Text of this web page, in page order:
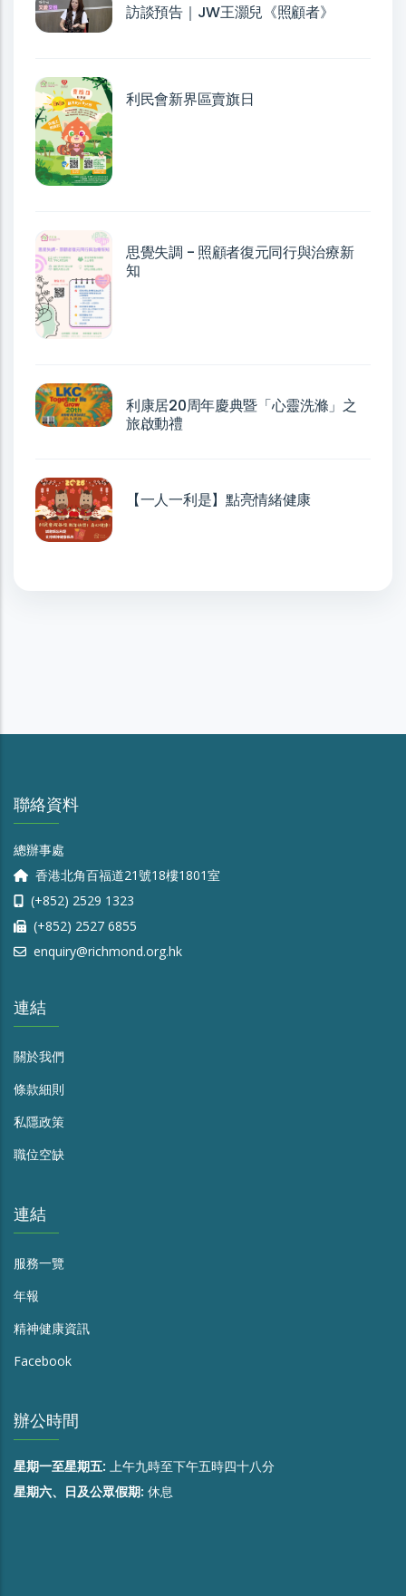
訪談預告｜JW王灝兒《照顧者》
利民會新界區賣旗日
思覺失調 - 照顧者復元同行與治療新
知
利康居20周年慶典暨「心靈洗滌」之
旅啟動禮
【一人一利是】點亮情緒健康
聯絡資料
總辦事處
香港北角百福道21號18樓1801室
(+852) 2529 1323
(+852) 2527 6855
enquiry@richmond.org.hk
連結
關於我們
條款細則
私隱政策
職位空缺
連結
服務一覽
年報
精神健康資訊
Facebook
辦公時間
星期一至星期五: 上午九時至下午五時四十八分
星期六、日及公眾假期: 休息